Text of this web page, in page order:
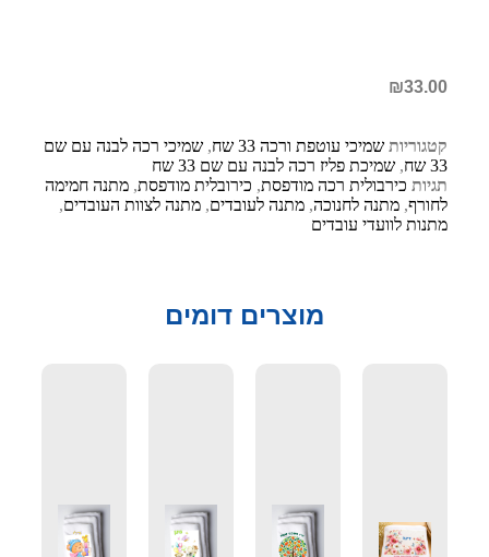
₪33.00
קטגוריות שמיכי עוטפת ורכה 33 שח , שמיכי רכה לבנה עם שם
33 שח
, שמיכת פליז רכה לבנה עם שם 33 שח
תגיות כירבולית רכה מודפסת, כירובלית מודפסת, מתנה חמימה
לחורף, מתנה לחנוכה, מתנה לעובדים, מתנה לצוות העובדים,
מתנות לוועדי עובדים
מוצרים דומים